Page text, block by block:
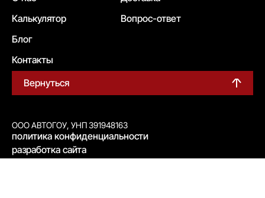
Калькулятор
Блог
Контакты
Вопрос-ответ
Вернуться
ООО АВТОГОУ, УНП 391948163
политика конфиденциальности
разработка сайта